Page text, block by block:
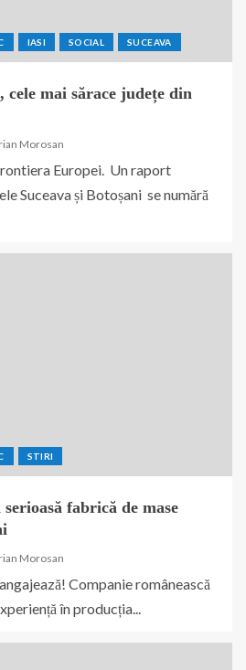
IASI SOCIAL SUCEAVA
cele mai sărace județe din
Morosan
Europei. Un raport
Suceava și Botoșani se numără
STIRI
fabrică de mase
Morosan
Companie românească
în producția...